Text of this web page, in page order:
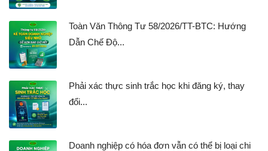
Toàn Văn Thông Tư 58/2026/TT-BTC: Hướng
Dẫn Chế Độ...
Phải xác thực sinh trắc học khi đăng ký, thay
đổi...
Doanh nghiệp có hóa đơn vẫn có thể bị loại chi